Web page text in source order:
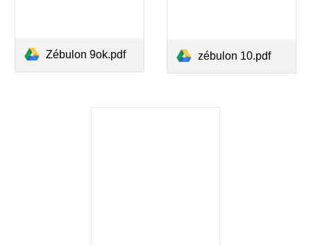
Zébulon 9ok.pdf zébulon 10.pdf